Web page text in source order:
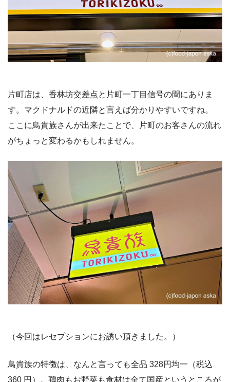
片町店は、香林坊交差点と片町一丁目信号の間にありま
す。マクドナルドの近隣と言えば分かりやすいですね。
ここに鳥貴族さんが出来たことで、片町のお客さんの流れ
がちょっと変わるかもしれません。
（今回はレセプションにお誘い頂きました。）
鳥貴族の特徴は、なんと言っても全品 328円均一（税込
360 円）。鶏肉もお野菜も食材は全て国産というところが